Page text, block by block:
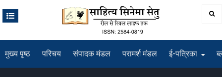
मुख्य पृष्ठ परिचय संपादक मंडल परामर्श मंडल ई-पत्रिका